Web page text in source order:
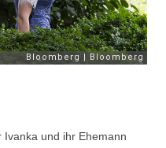
Ivanka und ihr Ehemann